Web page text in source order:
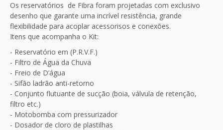
Os reservatórios de Fibra foram projetadas com exclusivo
desenho que garante uma incrível resistência, grande
flexibilidade para acoplar acessorisos e conexões.
Itens que acompanha o Kit:
- Reservatório em (P.R.V.F.)
- Filtro de Água da Chuva
- Freio de D’água
- Sifão ladrão anti-retorno
- Conjunto flutuante de sucção (boia, válvula de retenção,
filtro etc.)
- Motobomba com pressurizador
- Dosador de cloro de plastilhas